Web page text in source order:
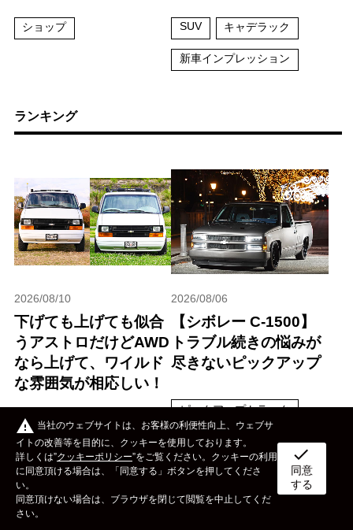
ショップ SUV キャデラック
新車インプレッション
ランキング
2026/08/10
下げても上げても似合
うアストロだけどAWD
なら上げて、ワイルド
な雰囲気が相応しい！
SUV コラム
2026/08/06
【シボレー C-1500】
トラブル続きの悩みが
尽きないピックアップ
ピックアップトラック
アメマガガールズ
シボレー
ボディタイプ メーカー カスタム&メンテナンス
warning 当社のウェブサイトは、お客様の利便性向上、ウェブサ
イトの改善等を目的に、クッキーを使用しております。
詳しくは”クッキーポリシー”をご覧ください。クッキーの利用
に同意頂ける場合は、「同意する」ボタンを押してくださ
い。
同意頂けない場合は、ブラウザを閉じて閲覧を中止してくだ
さい。
check
同意
する